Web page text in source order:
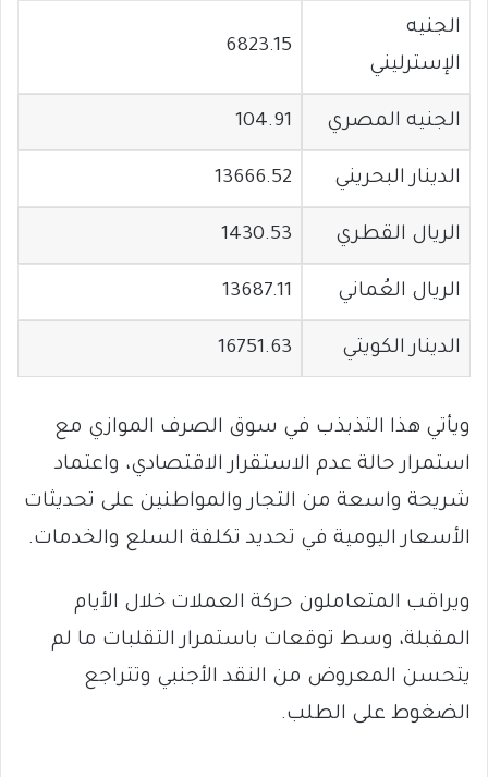
الجنيه
الإسترليني
6823.15
الجنيه المصري 104.91
الدينار البحريني 13666.52
الريال القطري 1430.53
الريال العُماني 13687.11
الدينار الكويتي 16751.63
ويأتي هذا التذبذب في سوق الصرف الموازي مع
استمرار حالة عدم الاستقرار الاقتصادي، واعتماد
شريحة واسعة من التجار والمواطنين على تحديثات
الأسعار اليومية في تحديد تكلفة السلع والخدمات.
ويراقب المتعاملون حركة العملات خلال الأيام
المقبلة، وسط توقعات باستمرار التقلبات ما لم
يتحسن المعروض من النقد الأجنبي وتتراجع
الضغوط على الطلب.